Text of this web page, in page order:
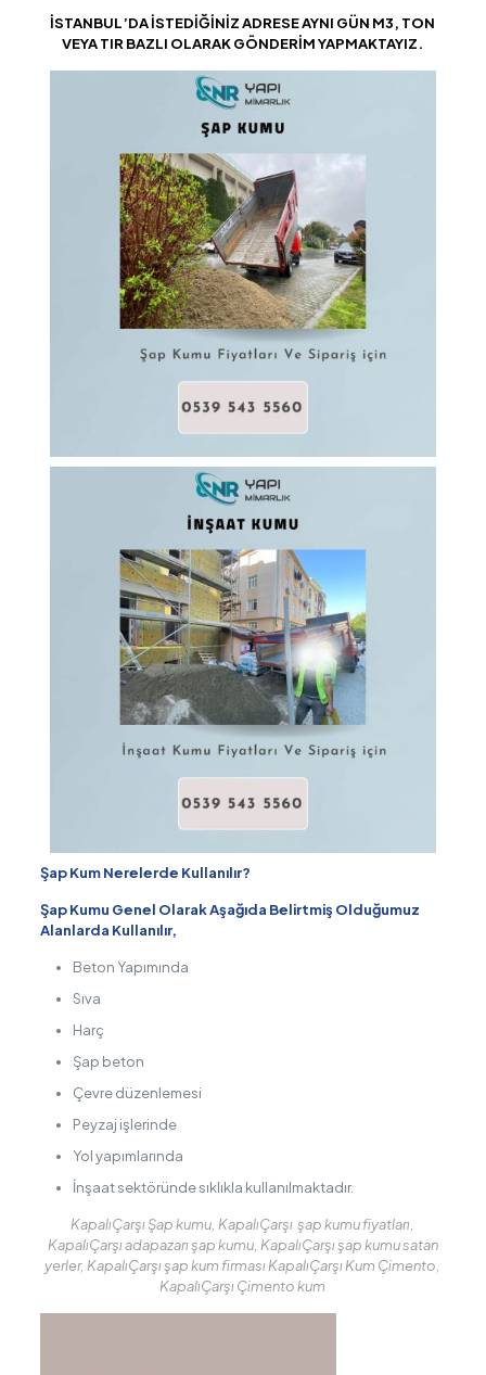
İSTANBUL’DA İSTEDİĞİNİZ ADRESE AYNI GÜN M3, TON
VEYA TIR BAZLI OLARAK GÖNDERİM YAPMAKTAYIZ.
Şap Kum Nerelerde Kullanılır?
Şap Kumu Genel Olarak Aşağıda Belirtmiş Olduğumuz
Alanlarda Kullanılır,
Beton Yapımında
Sıva
Harç
Şap beton
Çevre düzenlemesi
Peyzaj işlerinde
Yol yapımlarında
İnşaat sektöründe sıklıkla kullanılmaktadır.
KapalıÇarşı Şap kumu, KapalıÇarşı şap kumu fiyatları,
KapalıÇarşı adapazarı şap kumu, KapalıÇarşı şap kumu satan
yerler, KapalıÇarşı şap kum firması KapalıÇarşı Kum Çimento,
KapalıÇarşı Çimento kum